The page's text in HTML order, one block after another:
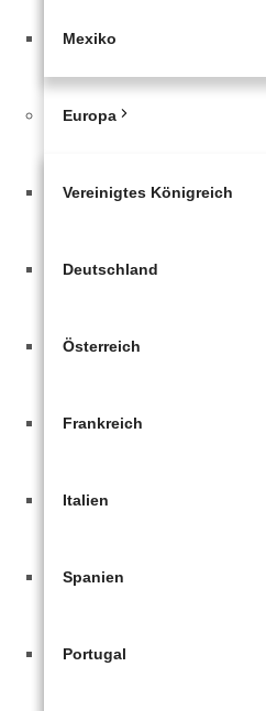
Mexiko
Europa
Vereinigtes Königreich
Deutschland
Österreich
Frankreich
Italien
Spanien
Portugal